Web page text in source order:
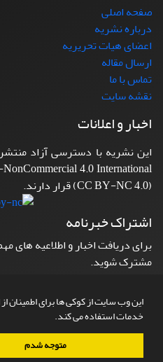
این وب سایت از کوکی ها برای اطمینان از
خدمات استفاده می کند.
متوجه شدم
صفحه اصلی
درباره نشریه
اعضای هیات تحریریه
ارسال مقاله
تماس با ما
نقشه سایت
اخبار و اعلانات
این نشریه با دسترسی آزاد
4.0 International
(CC BY-NC 4.0) قرار دارند.
اشتراک خبرنامه
برای دریافت اخبار و اطلاعیه های
مشترک شوید.